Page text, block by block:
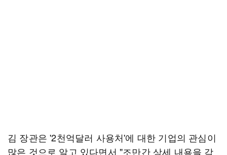
김 장관은 '2천억달러 사용처'에 대한 기업의 관심이
많은 것으로 알고 있다면서 "조만간 상세 내용을 각